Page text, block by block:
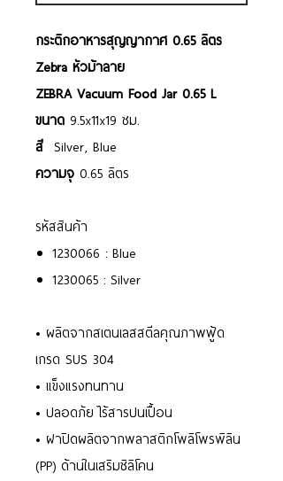
กระติกอาหารสุญญากาศ 0.65 ลิตร
Zebra หัวม้าลาย
ZEBRA Vacuum Food Jar 0.65 L
ขนาด 9.5x11x19 ซม.
สี Silver, Blue
ความจุ 0.65 ลิตร
รหัสสินค้า
1230066 : Blue
1230065 : Silver
• ผลิตจากสเตนเลสสตีลคุณภาพฟู้ด
เกรด SUS 304
• แข็งแรงทนทาน
• ปลอดภัย ไร้สารปนเปื้อน
• ฝาปิดผลิตจากพลาสติกโพลิโพรพิลิน
(PP) ด้านในเสริมซิลิโคน